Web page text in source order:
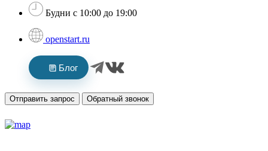
Будни с 10:00 до 19:00
openstart.ru
Блог
Отправить запрос Обратный звонок